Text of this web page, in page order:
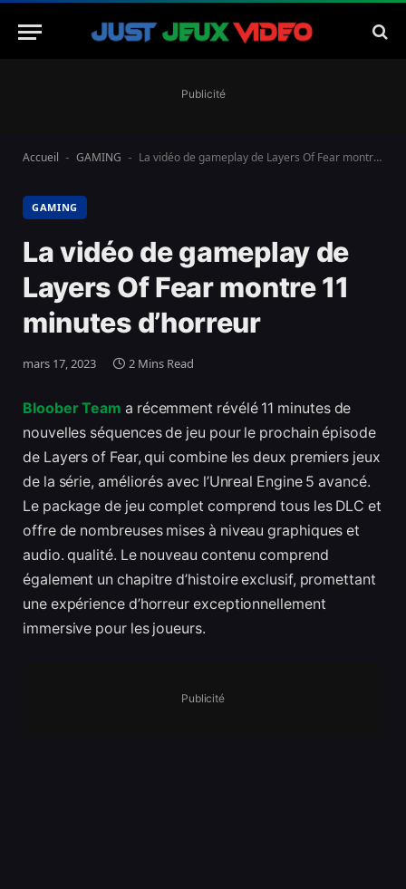
Publicité
Accueil - GAMING - La vidéo de gameplay de Layers Of Fear montre 11 minutes d’horreur
GAMING
La vidéo de gameplay de
Layers Of Fear montre 11
minutes d’horreur
mars 17, 2023 2 Mins Read
Bloober Team a récemment révélé 11 minutes de
nouvelles séquences de jeu pour le prochain épisode
de Layers of Fear, qui combine les deux premiers jeux
de la série, améliorés avec l’Unreal Engine 5 avancé.
Le package de jeu complet comprend tous les DLC et
offre de nombreuses mises à niveau graphiques et
audio. qualité. Le nouveau contenu comprend
également un chapitre d’histoire exclusif, promettant
une expérience d’horreur exceptionnellement
immersive pour les joueurs.
Publicité